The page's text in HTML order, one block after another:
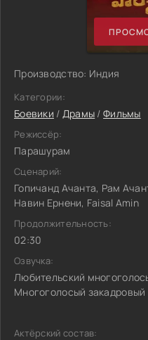
Производство: Индия
Категории:
Боевики / Драмы /Фильмы
Режиссёр:
Парашурам
Сценарий:
Гопичанд Ачанта, Рам
Навин Ернени, Faisal Amin
Продолжительность:
02:30
Озвучка:
Любительский
Многоголосый закадровый
Актёрский состав: